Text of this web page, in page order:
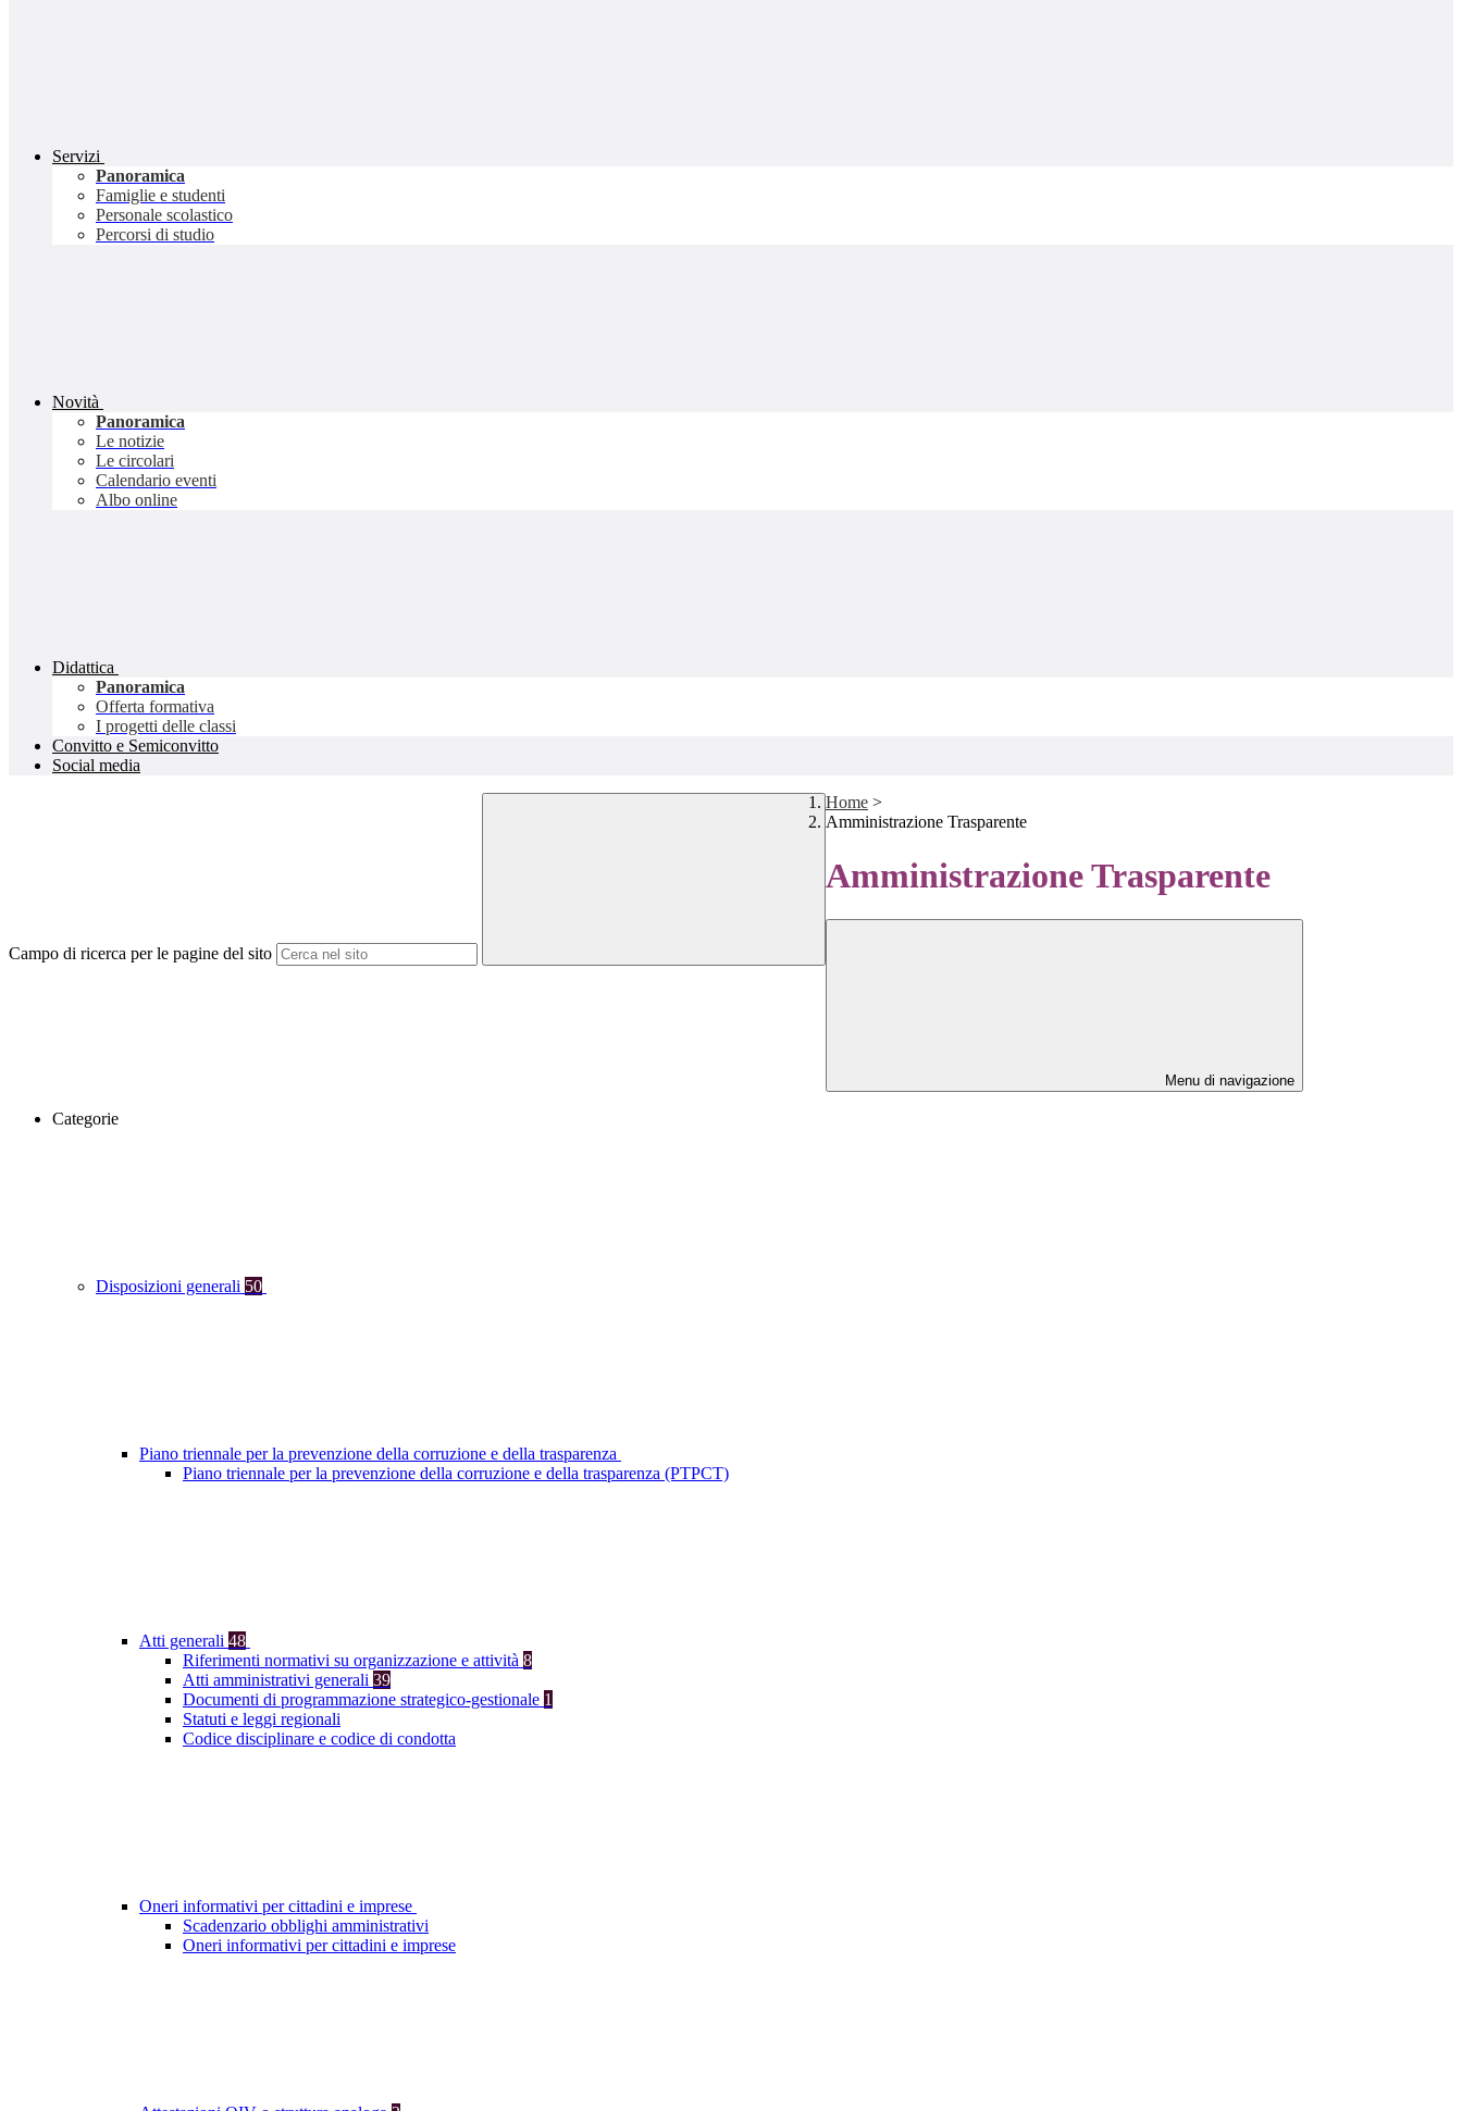
Servizi
Panoramica
Famiglie e studenti
Personale scolastico
Percorsi di studio
Novità
Panoramica
Le notizie
Le circolari
Calendario eventi
Albo online
Didattica
Panoramica
Offerta formativa
I progetti delle classi
Convitto e Semiconvitto
Social media
Campo di ricerca per le pagine del sito
Home >
Amministrazione Trasparente
Amministrazione Trasparente
Menu di navigazione
Categorie
Disposizioni generali 50
Piano triennale per la prevenzione della corruzione e della trasparenza
Piano triennale per la prevenzione della corruzione e della trasparenza (PTPCT)
Atti generali 48
Riferimenti normativi su organizzazione e attività 8
Atti amministrativi generali 39
Documenti di programmazione strategico-gestionale 1
Statuti e leggi regionali
Codice disciplinare e codice di condotta
Oneri informativi per cittadini e imprese
Scadenzario obblighi amministrativi
Oneri informativi per cittadini e imprese